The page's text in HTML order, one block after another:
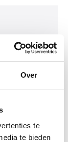
Over
te
te bieden